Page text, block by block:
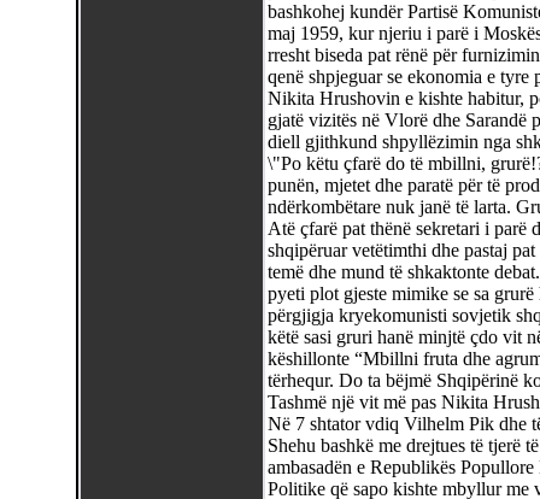
bashkohej kundër Partisë
maj 1959, kur njeriu i parë i
rresht biseda pat rënë për
qenë shpjeguar se ekonomia e
Nikita Hrushovin e kishte habitur,
gjatë vizitës në Vlorë dhe Sarandë
diell gjithkund shpyllëzimin nga
\"Po këtu çfarë do të mbillni,
punën, mjetet dhe paratë për të
ndërkombëtare nuk janë të larta.
Atë çfarë pat thënë sekretari i parë
shqipëruar vetëtimthi dhe pastaj
temë dhe mund të shkaktonte
pyeti plot gjeste mimike se sa
përgjigja kryekomunisti sovjetik
këtë sasi gruri hanë minjtë çdo vit
këshillonte “Mbillni fruta dhe
tërhequr. Do ta bëjmë Shqipërinë
Tashmë një vit më pas Nikita
Në 7 shtator vdiq Vilhelm Pik dhe
Shehu bashkë me drejtues të tjerë
ambasadën e Republikës
Politike që sapo kishte mbyllur me